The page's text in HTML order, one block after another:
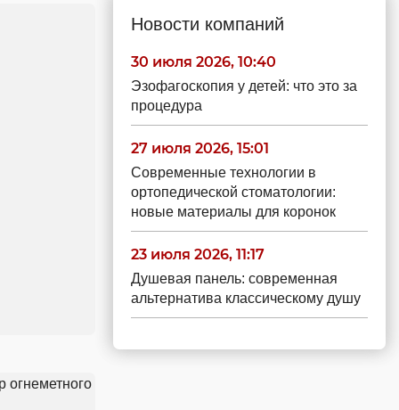
Новости компаний
30 июля 2026, 10:40
Эзофагоскопия у детей: что это за
процедура
27 июля 2026, 15:01
Современные технологии в
ортопедической стоматологии:
новые материалы для коронок
23 июля 2026, 11:17
Душевая панель: современная
альтернатива классическому душу